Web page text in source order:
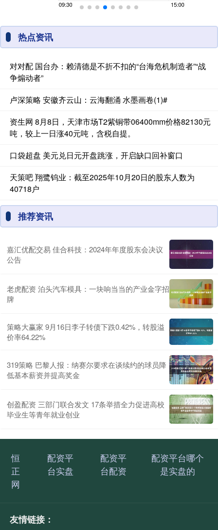
热点资讯
对对配 国台办：赖清德是不折不扣的“台海危机制造者”“战
争煽动者”
卢深策略 安徽齐云山：云海翻涌 水墨画卷(1)#
资生网 8月8日，天津市场T2紫铜带06400mm价格82130元
吨，较上一日涨40元吨，含税自提。
口袋超盘 美元兑日元开盘跳涨，开启缺口回补窗口
天策吧 翔鹭钨业：截至2025年10月20日的股东人数为
40718户
推荐资讯
嘉汇优配交易 佳合科技：2024年年度股东会决议
公告
老虎配资 泊头汽车模具：一块响当当的产业金字招
牌
策略大赢家 9月16日李子转债下跌0.42%，转股溢
价率64.22%
319策略 巴黎人报：纳赛尔要求在谈续约的球员降
低基本薪资并提高奖金
创盈配资 三部门联合发文 17条举措全力促进高校
毕业生等青年就业创业
恒
正
网
配资平
台实盘
配资平
台配资
配资平台哪个
是实盘的
友情链接：